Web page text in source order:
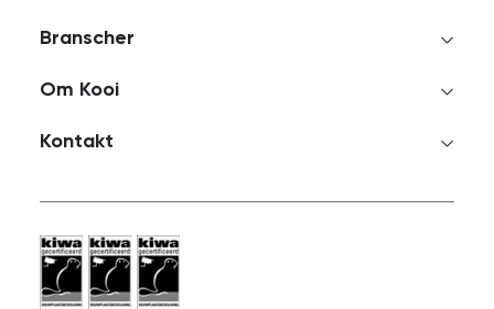
Branscher
Om Kooi
Kontakt